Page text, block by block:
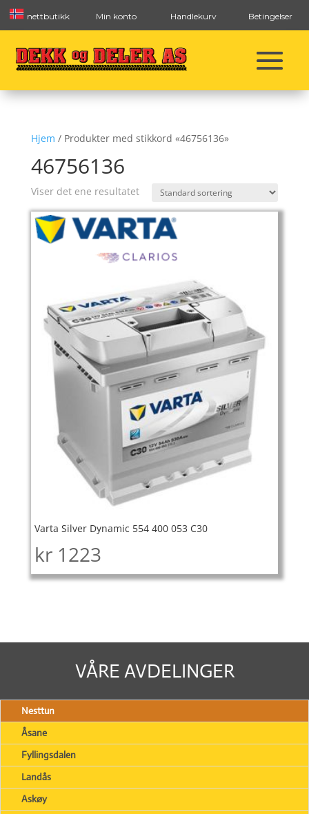
nettbutikk Min konto Handlekurv Betingelser
Hjem / Produkter med stikkord «46756136»
46756136
Viser det ene resultatet
Varta Silver Dynamic 554 400 053 C30
kr 1223
VÅRE AVDELINGER
Nesttun
Åsane
Fyllingsdalen
Landås
Askøy